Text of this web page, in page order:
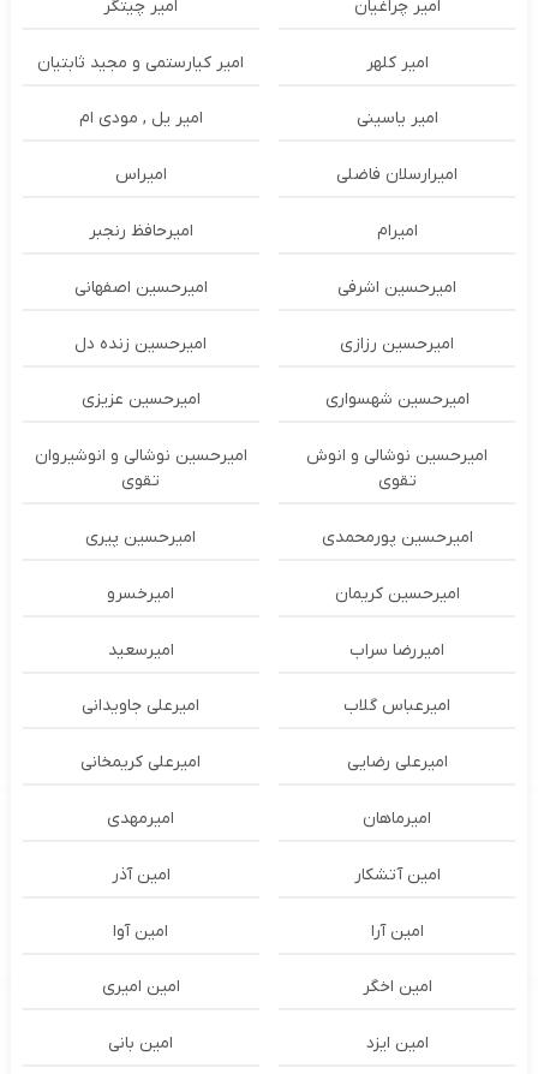
امیر چراغیان امیر چیتگر
امیر کلهر امیر کیارستمی و مجید ثابتیان
امیر یاسینی امیر یل , مودی ام
امیرارسلان فاضلی امیراس
امیرام امیرحافظ رنجبر
امیرحسین اشرفی امیرحسین اصفهانی
امیرحسین رزازی امیرحسین زنده دل
امیرحسین شهسواری امیرحسین عزیزی
امیرحسین نوشالی و انوش
تقوی
امیرحسین نوشالی و انوشیروان
تقوی
امیرحسین پورمحمدی امیرحسین پیری
امیرحسین کریمان امیرخسرو
امیررضا سراب امیرسعید
امیرعباس گلاب امیرعلی جاویدانی
امیرعلی رضایی امیرعلی کریمخانی
امیرماهان امیرمهدی
امین آتشکار امین آذر
امین آرا امین آوا
امین اخگر امین امیری
امین ایزد امین بانی